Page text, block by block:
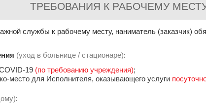
ТРЕБОВАНИЯ К РАБОЧЕМУ
службы к рабочему месту, наниматель (заказчик)
(уход в больнице / стационаре):
19 (по требованию учреждения);
место для Исполнителя, оказывающего услуги
: